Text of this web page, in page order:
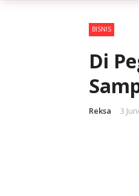
BISNIS
Di
Reksa 3